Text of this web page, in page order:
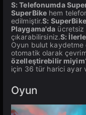
S: Telefonumda
SuperBike hem
edilmiştir.S:
Playgama'da ücretsiz
çıkarabilirsiniz.S:
Oyun bulut kaydetme
otomatik olarak
özelleştirebilir
için 36 tür harici ayar
Oyun